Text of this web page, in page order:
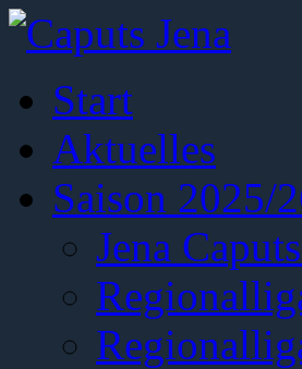
Start
Aktuelles
Saison 2025/
Jena